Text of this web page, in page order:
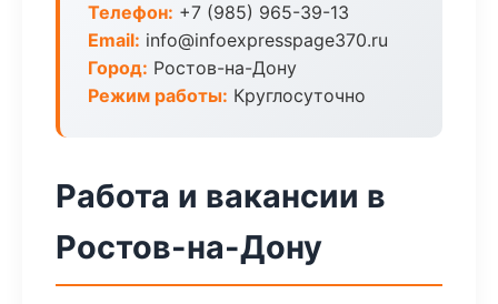
Телефон: +7 (985) 965-39-13
Email: info@infoexpresspage370.ru
Город: Ростов-на-Дону
Режим работы: Круглосуточно
Работа и вакансии в
Ростов-на-Дону